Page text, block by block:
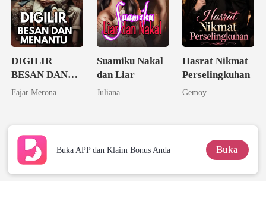
DIGILIR
BESAN DAN
MENANTU -
Fajar Merona
Suamiku Nakal
dan Liar
Juliana
Hasrat Nikmat
Perselingkuhan
Gemoy
Buka APP dan Klaim Bonus Anda Buka